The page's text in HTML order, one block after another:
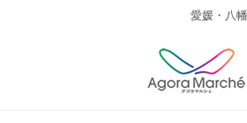
愛媛・八